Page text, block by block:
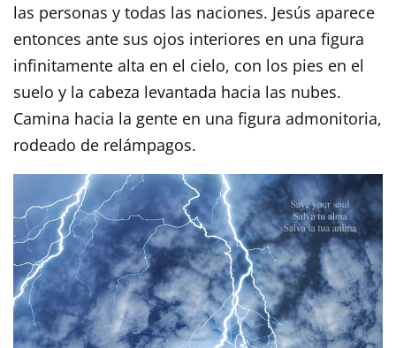
las personas y todas las naciones. Jesús aparece
entonces ante sus ojos interiores en una figura
infinitamente alta en el cielo, con los pies en el
suelo y la cabeza levantada hacia las nubes.
Camina hacia la gente en una figura admonitoria,
rodeado de relámpagos.